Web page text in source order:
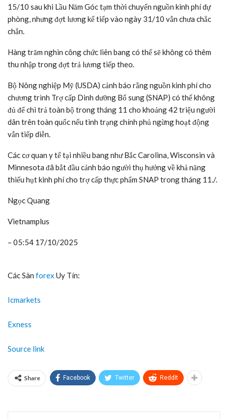
15/10 sau khi Lầu Năm Góc tạm thời chuyển nguồn kinh phí dự
phòng, nhưng đợt lương kế tiếp vào ngày 31/10 vẫn chưa chắc
chắn.
Hàng trăm nghìn công chức liên bang có thể sẽ không có thêm
thu nhập trong đợt trả lương tiếp theo.
Bộ Nông nghiệp Mỹ (USDA) cảnh báo rằng nguồn kinh phí cho
chương trình Trợ cấp Dinh dưỡng Bổ sung (SNAP) có thể không
đủ để chi trả toàn bộ trong tháng 11 cho khoảng 42 triệu người
dân trên toàn quốc nếu tình trạng chính phủ ngừng hoạt động
vẫn tiếp diễn.
Các cơ quan y tế tại nhiều bang như Bắc Carolina, Wisconsin và
Minnesota đã bắt đầu cảnh báo người thụ hưởng về khả năng
thiếu hụt kinh phí cho trợ cấp thực phẩm SNAP trong tháng 11./.
Ngọc Quang
Vietnamplus
– 05:54 17/10/2025
Các Sàn forex Uy Tín:
Icmarkets
Exness
Source link
Share Facebook Twitter ReddIt